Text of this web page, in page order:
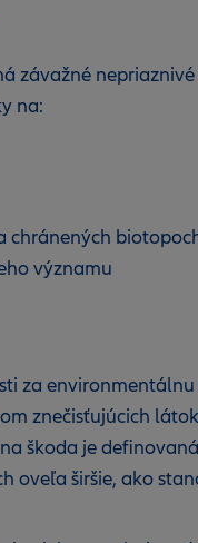
závažné nepriaznivé
na:
chránených
významu
za environmentálnu
znečisťujúcich
škoda je
oveľa širšie, ako